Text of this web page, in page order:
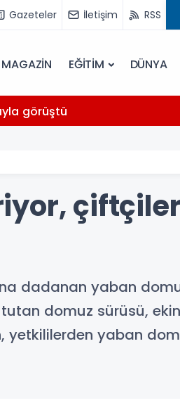
Gazeteler İletişim RSS
MAGAZİN EĞİTİM DÜNYA
görüştü
dadanan yaban
domuz sürüsü,
yaban